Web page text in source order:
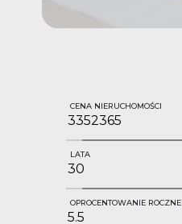
CENA NIERUCHOMOŚCI
LATA
OPROCENTOWANIE ROCZNE